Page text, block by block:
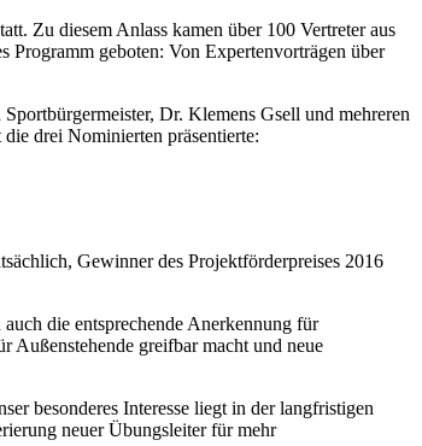
Zu diesem Anlass kamen über 100 Vertreter aus
Programm geboten: Von Expertenvorträgen über
Dr. Klemens Gsell und mehreren
drei Nominierten präsentierte:
Gewinner des Projektförderpreises 2016
die entsprechende Anerkennung für
Außenstehende greifbar macht und neue
besonderes Interesse liegt in der langfristigen
neuer Übungsleiter für mehr